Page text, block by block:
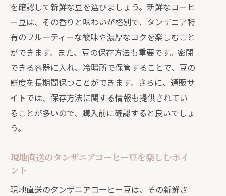
タンザニアのコーヒー豆の選び方と保
存方法
自宅で楽しむタンザニアのコーヒーと
文化体験
を確認して新鮮な豆を選びましょう。新鮮なコーヒ
ー豆は、その香りと味わいが格別で、タンザニア特
有のフルーティーな酸味や濃厚なコクを楽しむこと
ができます。また、豆の保存方法も重要です。密閉
できる容器に入れ、冷暗所で保管することで、豆の
鮮度を長期間保つことができます。さらに、通販サ
イトでは、保存方法に関する情報も提供されてい
ることが多いので、購入前に確認すると良いでしょ
う。
現地直送のタンザニアコーヒー豆を楽しむポイ
ント
現地直送のタンザニアコーヒー豆は、その新鮮さ